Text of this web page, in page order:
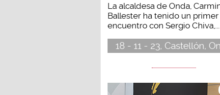
La alcaldesa de Onda,
Ballester ha tenido un primer
encuentro con Sergio Chiva,...
18 - 11 - 23, Castellón,